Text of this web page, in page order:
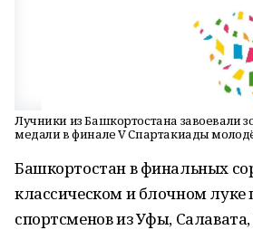
Лучники из Башкортостана завоевали
медали в финале V Спартакиады
Башкортостан в финальных
классическом и блочном луке
спортсменов из Уфы,